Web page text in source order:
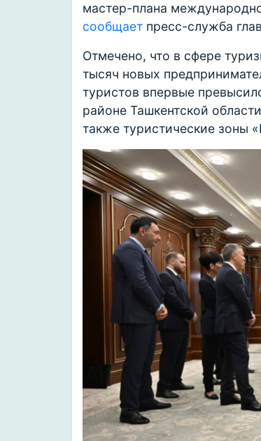
мастер-плана
сообщает пресс-служба
Отмечено, что в сфере
тысяч новых
туристов впервые
районе Ташкентской
также туристические зоны